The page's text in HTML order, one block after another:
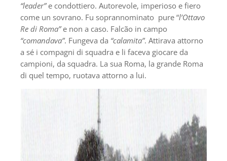
“leader”e condottiero. Autorevole, imperioso e fiero
come un sovrano. Fu soprannominato pure “l’Ottavo
Re di Roma”e non a caso. Falcão in campo
“comandava”. Fungeva da “calamita”. Attirava attorno
a sé i compagni di squadra e li faceva giocare da
campioni, da squadra. La sua Roma, la grande Roma
di quel tempo, ruotava attorno a lui.